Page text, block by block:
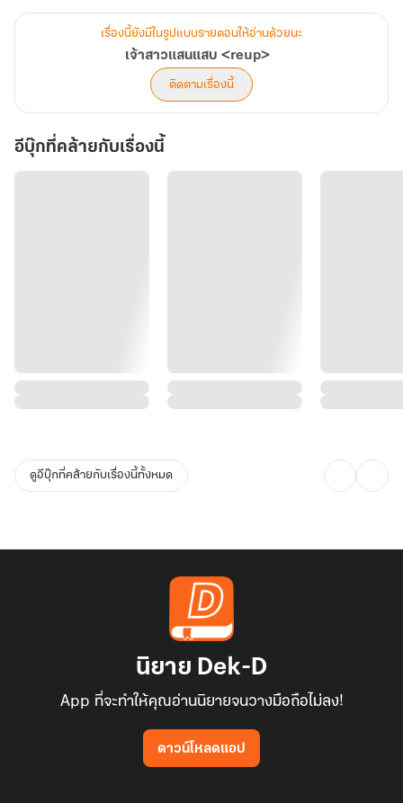
“ไม่ใช่” นารารีบบอก
“ไม่ใช่ได้ยังไง พี่ไม่เห็นว่าในบ้านนี้จะมีรูปแต่งงานสักใบ แถมนับอายุเด็ก
ก็คร่าวๆ พอกับที่เรา...มีอะไรกัน”
“พี่ณัฐนี่หลงตัวเองจริงๆ แค่ครั้งเดียวคิดว่าตัวเองเก่งขนาดนั้นเลยเหรอ
เลิกคิดได้แล้ว ตัวเล็กบอกว่าไม่ใช่ก็ไม่ใช่ เชื่อกันบ้างเถอะ”
ณัฐภัทรคว้าแขนเธอเอาไว้แล้วดันไปติดผนังห้อง นารากำลังจะใช้อีกมือ
ฟาดเขาแต่ก็ยังคว้าไว้ได้ทัน “พี่ไม่เชื่อ เพราะเรามันเด็กเลี้ยงแกะ”
เรื่องนี้ยังมีในรูปแบบรายตอนให้อ่านด้วยนะ
เจ้าสาวแสนแสบ <reup>
ติดตามเรื่องนี้
อีบุ๊กที่คล้ายกับเรื่องนี้
ดูอีบุ๊กที่คล้ายกับเรื่องนี้ทั้งหมด
นิยาย Dek-D
App ที่จะทำให้คุณอ่านนิยายจนวางมือถือไม่ลง!
ดาวน์โหลดแอป